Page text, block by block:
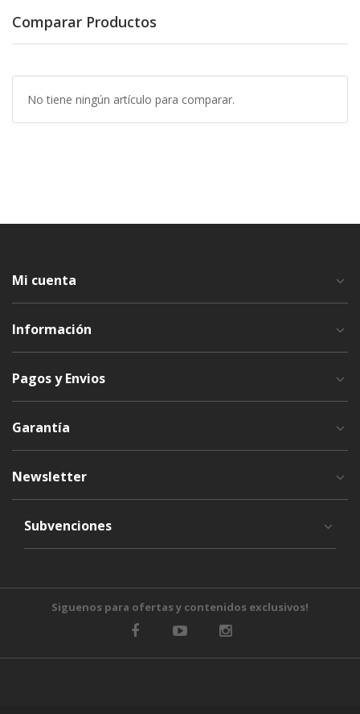
Comparar Productos
No tiene ningún artículo para comparar.
Mi cuenta
Información
Pagos y Envios
Garantía
Newsletter
Subvenciones
Siguenos para ofertas y contenidos exclusivos!